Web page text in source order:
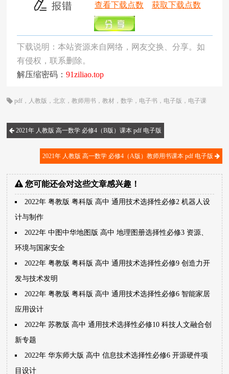
查看下载点数
获取下载点数
下载说明：本站资源来自网络，网友交换、分享。如
有侵权，联系删除。
解压缩密码：91ziliao.top
pdf ， 人教版 ，北京 ，教师用书 ，教材 ，数学 ， 电子书 ， 电子版 ， 电子课
2021年 人教版 高一数学 必修4（B版）课本 pdf 电子版
2021年 人教版 高一数学 必修4（A版）教师用书课本 pdf 电子版
您可能还会对这些文章感兴趣！
2022年 粤教版 粤科版 高中 通用技术选择性必修2 机器人设
计与制作
2022年 中图中华地图版 高中 地理图册选择性必修3 资源、
环境与国家安全
2022年 粤教版 粤科版 高中 通用技术选择性必修9 创造力开
发与技术发明
2022年 粤教版 粤科版 高中 通用技术选择性必修6 智能家居
应用设计
2022年 苏教版 高中 通用技术选择性必修10 科技人文融合创
新专题
2022年 华东师大版 高中 信息技术选择性必修6 开源硬件项
目设计